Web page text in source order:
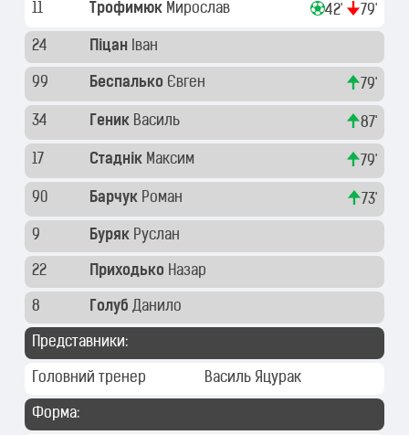
11 Трофимюк Мирослав 42' 79'
24 Піцан Іван
99 Беспалько Євген 79'
34 Геник Василь 87'
17 Стаднік Максим 79'
90 Барчук Роман 73'
9 Буряк Руслан
22 Приходько Назар
8 Голуб Данило
Представники:
Головний тренер Василь Яцурак
Форма: